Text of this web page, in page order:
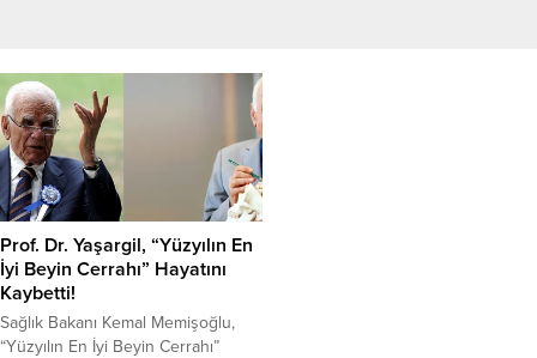
Prof. Dr. Yaşargil, “Yüzyılın En
İyi Beyin Cerrahı” Hayatını
Kaybetti!
Sağlık Bakanı Kemal Memişoğlu,
“Yüzyılın En İyi Beyin Cerrahı”